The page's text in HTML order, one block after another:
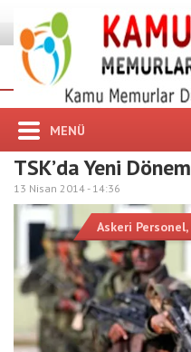
MENÜ
TSK’da Yeni Dönem
13 Nisan 2014 - 14:36
Askeri Personel,